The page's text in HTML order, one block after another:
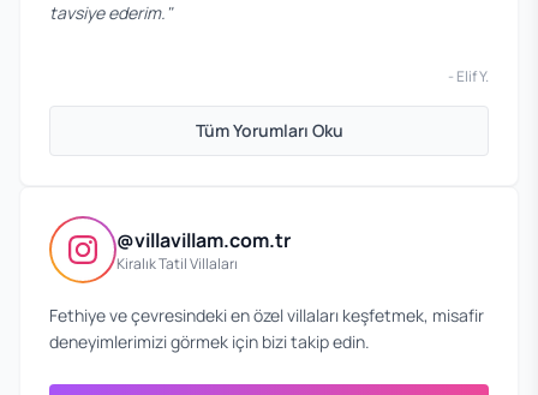
tavsiye ederim. "
- Elif Y.
Tüm Yorumları Oku
@villavillam.com.tr
Kiralık Tatil Villaları
Fethiye ve çevresindeki en özel villaları keşfetmek, misafir
deneyimlerimizi görmek için bizi takip edin.